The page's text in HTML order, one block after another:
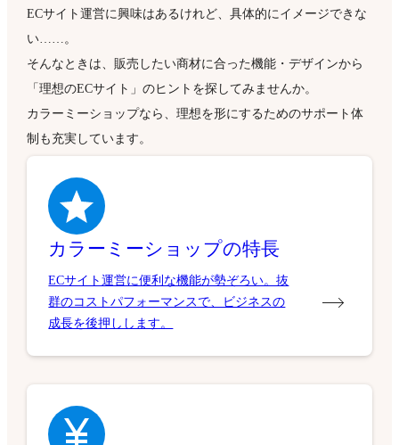
ECサイト運営に興味はあるけれど、具体的にイメージできな
い……。
そんなときは、販売したい商材に合った機能・デザインから
「理想のECサイト」のヒントを探してみませんか。
カラーミーショップなら、理想を形にするためのサポート体
制も充実しています。
カラーミーショップの特長
ECサイト運営に便利な機能が勢ぞろい。抜
群のコストパフォーマンスで、ビジネスの
成長を後押しします。